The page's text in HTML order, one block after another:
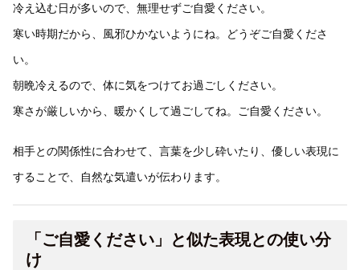
冷え込む日が多いので、無理せずご自愛ください。
寒い時期だから、風邪ひかないようにね。どうぞご自愛くださ
い。
朝晩冷えるので、体に気をつけてお過ごしください。
寒さが厳しいから、暖かくして過ごしてね。ご自愛ください。
相手との関係性に合わせて、言葉を少し砕いたり、優しい表現に
することで、自然な気遣いが伝わります。
「ご自愛ください」と似た表現との使い分
け